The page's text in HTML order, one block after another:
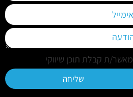
מאשר/ת קבלת תוכן שיווקי
שליחה